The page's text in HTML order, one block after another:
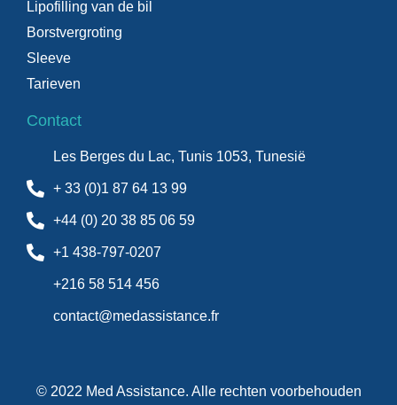
Lipofilling van de bil
Borstvergroting
Sleeve
Tarieven
Contact
Les Berges du Lac, Tunis 1053, Tunesië
+ 33 (0)1 87 64 13 99
+44 (0) 20 38 85 06 59
+1 438-797-0207
+216 58 514 456
contact@medassistance.fr
© 2022 Med Assistance. Alle rechten voorbehouden